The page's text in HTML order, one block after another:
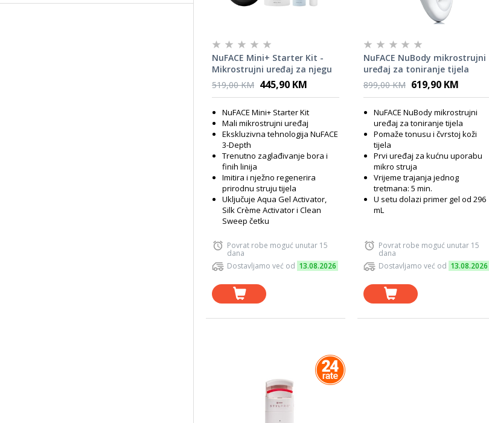
NuFACE Mini+ Starter Kit -
Mikrostrujni uređaj za njegu
lica Midnight Black
519,00 KM 445,90 KM
NuFACE Mini+ Starter Kit
Mali mikrostrujni uređaj
Ekskluzivna tehnologija NuFACE
3-Depth
Trenutno zaglađivanje bora i
finih linija
Imitira i nježno regenerira
prirodnu struju tijela
Uključuje Aqua Gel Activator,
Silk Crème Activator i Clean
Sweep četku
Povrat robe moguć unutar 15
dana
Dostavljamo već od 13.08.2026
NuFACE NuBody mikrostrujni
uređaj za toniranje tijela
899,00 KM 619,90 KM
NuFACE NuBody mikrostrujni
uređaj za toniranje tijela
Pomaže tonusu i čvrstoj koži
tijela
Prvi uređaj za kućnu uporabu
mikro struja
Vrijeme trajanja jednog
tretmana: 5 min.
U setu dolazi primer gel od 296
mL
Povrat robe moguć unutar 15
dana
Dostavljamo već od 13.08.2026